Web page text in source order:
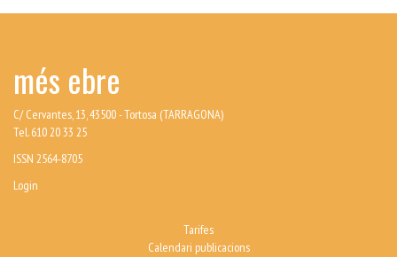
més ebre
C/ Cervantes, 13, 43500 - Tortosa (TARRAGONA)
Tel. 610 20 33 25
ISSN 2564-8705
Login
Tarifes
Calendari publicacions